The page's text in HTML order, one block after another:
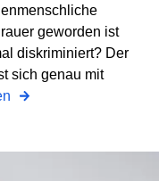
geworden ist
diskriminiert? Der
sich genau mit